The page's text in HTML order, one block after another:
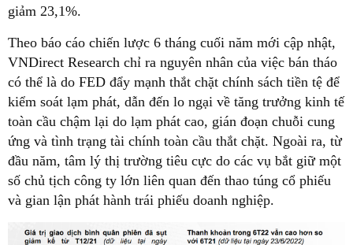
giảm 23,1%.
Theo báo cáo chiến lược 6 tháng cuối năm mới cập nhật,
VNDirect Research chỉ ra nguyên nhân của việc bán tháo
có thể là do FED đẩy mạnh thắt chặt chính sách tiền tệ để
kiểm soát lạm phát, dẫn đến lo ngại về tăng trưởng kinh tế
toàn cầu chậm lại do lạm phát cao, gián đoạn chuỗi cung
ứng và tình trạng tài chính toàn cầu thắt chặt. Ngoài ra, từ
đầu năm, tâm lý thị trường tiêu cực do các vụ bắt giữ một
số chủ tịch công ty lớn liên quan đến thao túng cổ phiếu
và gian lận phát hành trái phiếu doanh nghiệp.